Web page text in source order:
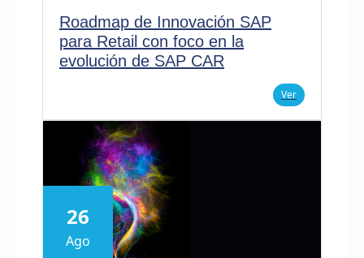
Roadmap de Innovación SAP
para Retail con foco en la
evolución de SAP CAR
Ver
26
Ago